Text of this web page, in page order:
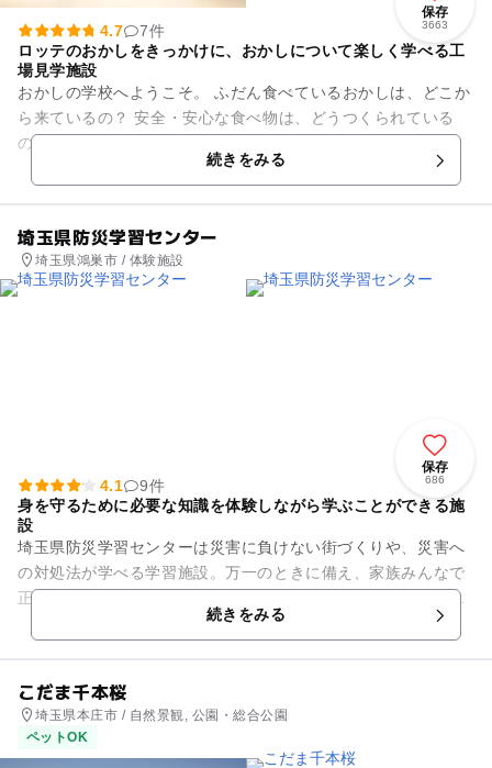
保存
3663
4.7
7件
ロッテのおかしをきっかけに、おかしについて楽しく学べる工
場見学施設
おかしの学校へようこそ。 ふだん食べているおかしは、どこか
ら来ているの？ 安全・安心な食べ物は、どうつくられている
の？ おかしの学校では、 ガーナチョコレートやパイの実な
続きをみる
埼玉県防災学習センター
埼玉県鴻巣市 / 体験施設
保存
686
4.1
9件
身を守るために必要な知識を体験しながら学ぶことができる施
設
埼玉県防災学習センターは災害に負けない街づくりや、災害へ
の対処法が学べる学習施設。万一のときに備え、家族みんなで
正しい知識を身につけましょう。館内では毎秒30mの暴風や煙
体験、地震体験といった災...続きをみる
こだま千本桜
埼玉県本庄市 / 自然景観, 公園・総合公園
ペットOK